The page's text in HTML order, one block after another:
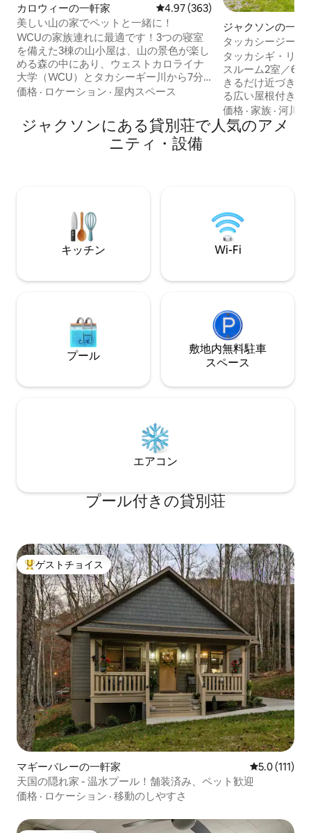
カロウィーの一軒家 レビュー363件、5つ星中4.97つ
4.97 (363)
美しい山の家でペットと一緒に！
WCUの家族連れに最適です！3つの寝室
を備えた3棟の山小屋は、山の景色が楽し
める森の中にあり、ウェストカロライナ
大学（WCU）とタカシーギー川から7分
です。お子様のために手作りの食事を作
ットを連れてきてください。 子どもと一
緒に遊びましょう！ ノースカロライナ州
で最高の釣りスポットの1つであるタカシ
る「4つの隠れた名所」の湖があり、パド
ルボードも楽しめます。最寄りの湖はシ
ーダークリフ湖とベア湖です。
価格 · ロケーション · 屋内スペース
ジャクソンの一軒
タッカシージー川
タッカシギ・リバ
スルーム2室／6
きるだけ近づきま
る広い屋根付きデ
楽しめるジャグジ
のファイヤーピ
んびり過ごせます
ウンテン鉄道のポ
から車で20分、
の場所にあります
たはロマンチック
価格 ·家族 ·河川
ジャクソンにある貸別荘で人気のアメ
ニティ・設備
キッチン Wi-Fi
プール
敷地内無料駐⁠車
ス⁠ペ⁠ー⁠ス
エアコン
プール付きの貸別荘
大好評のゲストチョイスです。
ゲストチョイス
マギーバレーの一軒家 レビュー111
5.0 (111)
天国の隠れ家 - 温水プール！舗装済み、ペット歓迎
価格 · ロケーション · 移動のしやすさ